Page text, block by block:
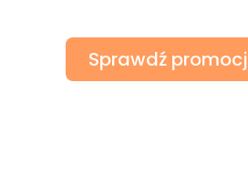
Sprawdź